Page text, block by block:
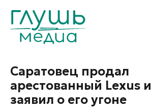
Саратовец продал
арестованный Lexus и
заявил о его угоне